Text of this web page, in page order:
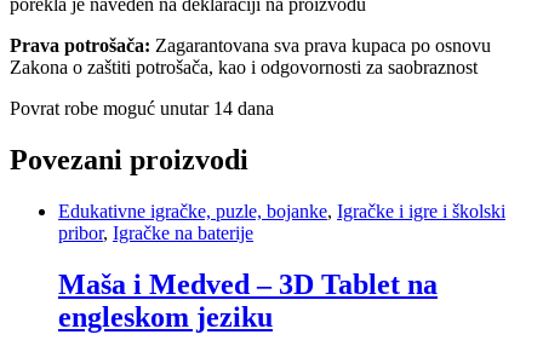
Prava potrošača: Zagarantovana sva prava kupaca po osnovu
Zakona o zaštiti potrošača, kao i odgovornosti za saobraznost
Povrat robe moguć unutar 14 dana
Povezani proizvodi
Edukativne igračke, puzle, bojanke, Igračke i igre i školski
pribor, Igračke na baterije
Maša i Medved – 3D Tablet na
engleskom jeziku